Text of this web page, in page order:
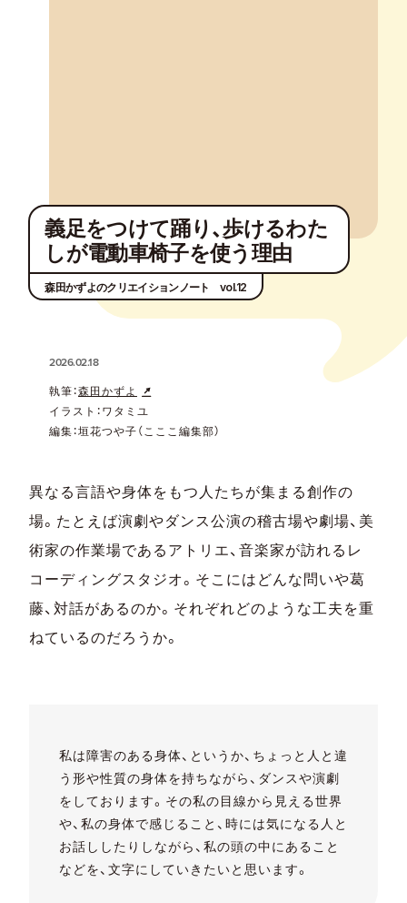
義足をつけて踊り、歩けるわた
しが電動車椅子を使う理由
森田かずよのクリエイションノート vol.12
2026.02.18
執筆：森田かずよ
イラスト：ワタミユ
編集：垣花つや子（こここ編集部）
異なる言語や身体をもつ人たちが集まる創作の
場。たとえば演劇やダンス公演の稽古場や劇場、美
術家の作業場であるアトリエ、音楽家が訪れるレ
コーディングスタジオ。そこにはどんな問いや葛
藤、対話があるのか。それぞれどのような工夫を重
ねているのだろうか。
私は障害のある身体、というか、ちょっと人と違
う形や性質の身体を持ちながら、ダンスや演劇
をしております。その私の目線から見える世界
や、私の身体で感じること、時には気になる人と
お話ししたりしながら、私の頭の中にあること
などを、文字にしていきたいと思います。